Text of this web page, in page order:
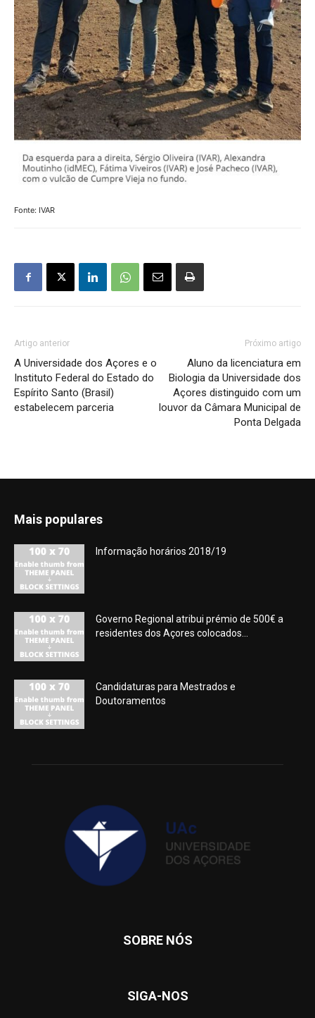
Fonte: IVAR
Artigo anterior
A Universidade dos Açores e o
Instituto Federal do Estado do
Espírito Santo (Brasil)
estabelecem parceria
Próximo artigo
Aluno da licenciatura em
Biologia da Universidade dos
Açores distinguido com um
louvor da Câmara Municipal de
Ponta Delgada
Mais populares
Informação horários 2018/19
Governo Regional atribui prémio de 500€ a
residentes dos Açores colocados...
Candidaturas para Mestrados e
Doutoramentos
SOBRE NÓS
SIGA-NOS